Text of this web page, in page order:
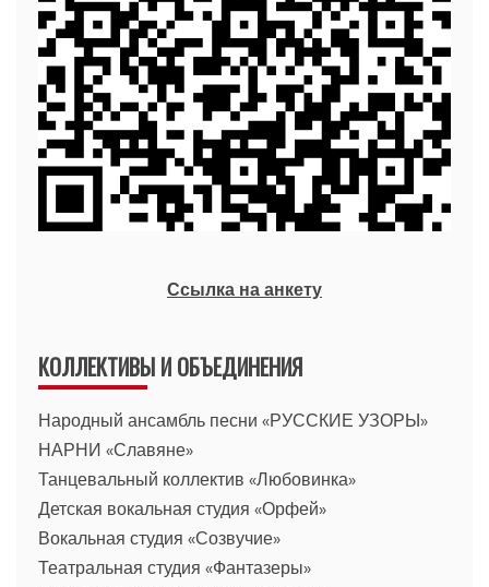
Ссылка на анкету
КОЛЛЕКТИВЫ И ОБЪЕДИНЕНИЯ
Народный ансамбль песни «РУССКИЕ УЗОРЫ»
НАРНИ «Славяне»
Танцевальный коллектив «Любовинка»
Детская вокальная студия «Орфей»
Вокальная студия «Созвучие»
Театральная студия «Фантазеры»